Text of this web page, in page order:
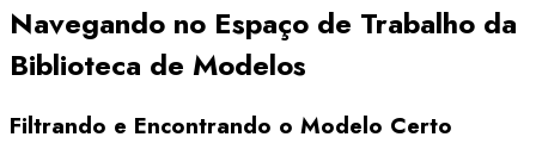
Navegando no Espaço de Trabalho da
Biblioteca de Modelos
Filtrando e Encontrando o Modelo Certo